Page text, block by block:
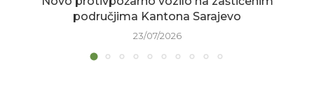
područjima Kantona Sarajevo
23/07/2026